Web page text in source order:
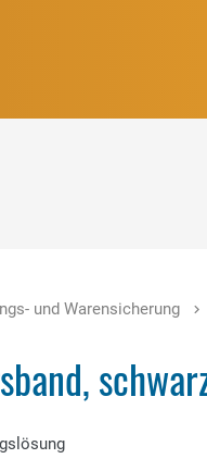
und Warensicherung